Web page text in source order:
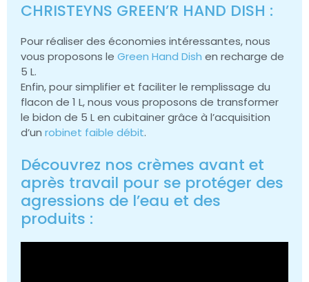
CHRISTEYNS GREEN’R HAND DISH :
Pour réaliser des économies intéressantes, nous
vous proposons le Green Hand Dish en recharge de
5 L.
Enfin, pour simplifier et faciliter le remplissage du
flacon de 1 L, nous vous proposons de transformer
le bidon de 5 L en cubitainer grâce à l’acquisition
d’un robinet faible débit.
Découvrez nos crèmes avant et
après travail pour se protéger des
agressions de l’eau et des
produits :